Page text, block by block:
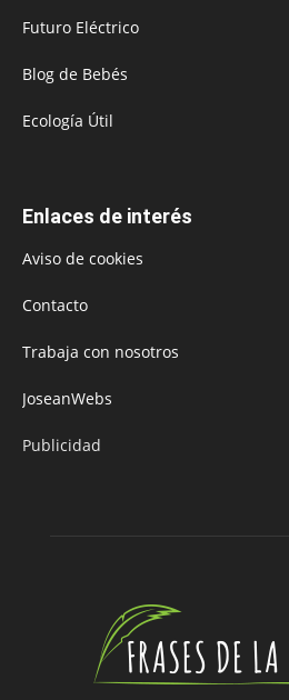
Futuro Eléctrico
Blog de Bebés
Ecología Útil
Enlaces de interés
Aviso de cookies
Contacto
Trabaja con nosotros
JoseanWebs
Publicidad